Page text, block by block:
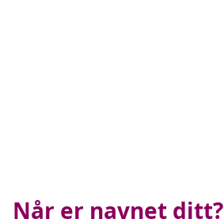
Når er navnet ditt?